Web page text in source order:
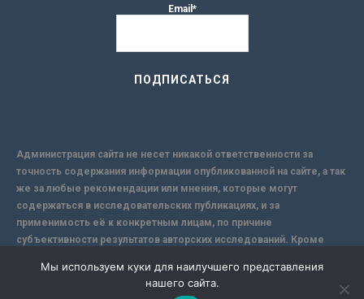
Email*
Администрация сайта не несет никакой ответственности за
точность содержания информации опубликованной на сайте, а так
же за любые рекомендации или мнения, которые могут
содержаться в исследовательских публикациях, и за
применимость её к конкретным лицам, по причине
субъективности результатов авторских исследований. Кроме
надежной защиты информации, Сайт не несет ответственности за
Мы используем куки для наилучшего представления
нашего сайта.